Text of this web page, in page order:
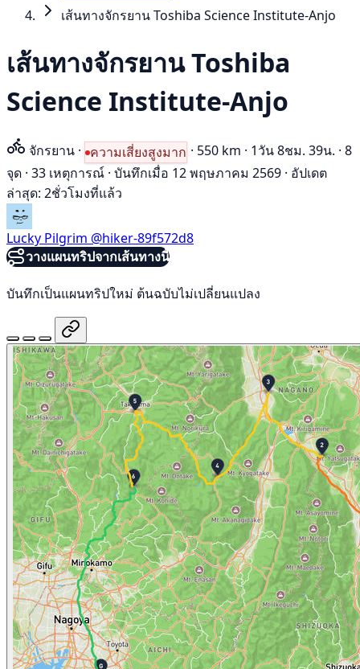
เส้นทางจักรยาน Toshiba Science Institute-Anjo
เส้นทางจักรยาน Toshiba
Science Institute-Anjo
จักรยาน · ความเสี่ยงสูงมาก · 550 km · 1วัน 8ชม. 39น. · 8
จุด · 33 เหตุการณ์ · บันทึกเมื่อ 12 พฤษภาคม 2569 · อัปเดต
ล่าสุด: 2ชั่วโมงที่แล้ว
Lucky Pilgrim @hiker-89f572d8
วางแผนทริปจากเส้นทางนี้
บันทึกเป็นแผนทริปใหม่ ต้นฉบับไม่เปลี่ยนแปลง